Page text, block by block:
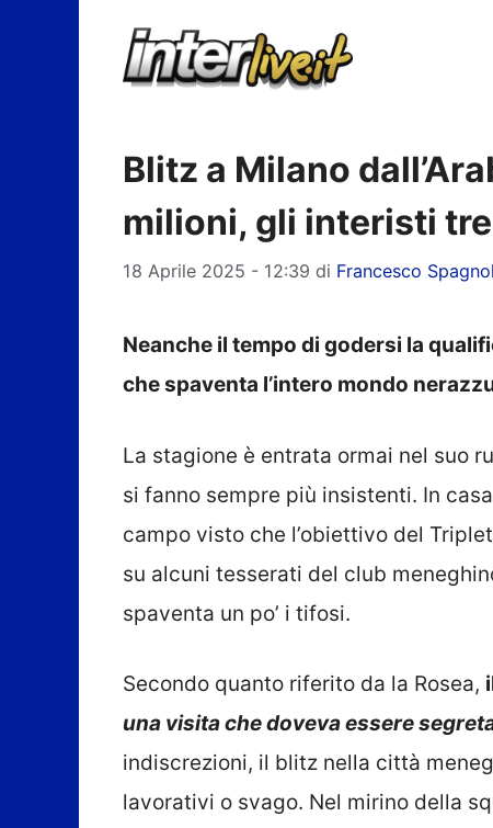
Blitz a Milano
milioni, gli interisti
18 Aprile 2025 - 12:39 di Francesco
Neanche il tempo di godersi la
che spaventa l’intero mondo
La stagione è entrata ormai nel suo
si fanno sempre più insistenti. In casa
campo visto che l’obiettivo del
su alcuni tesserati del club
spaventa un po’ i tifosi.
Secondo quanto riferito da la Rosea,
una visita che doveva essere
indiscrezioni, il blitz nella città
lavorativi o svago. Nel mirino della